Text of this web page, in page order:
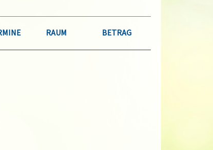
RAUM BETRAG